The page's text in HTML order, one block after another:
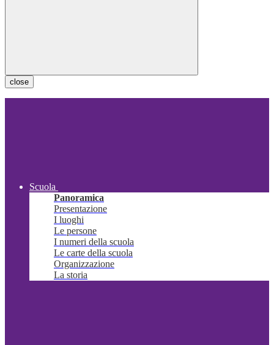
close
Scuola
Panoramica
Presentazione
I luoghi
Le persone
I numeri della scuola
Le carte della scuola
Organizzazione
La storia